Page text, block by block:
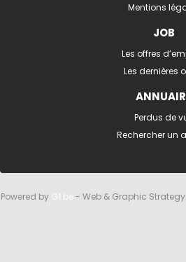
Mentions
JOB
Les offres
Les dernières
Perdus de
Rechercher un
Powered by G1.be- Web & Graphic